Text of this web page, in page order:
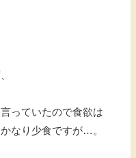
っていたので食欲は
なり少食ですが…。